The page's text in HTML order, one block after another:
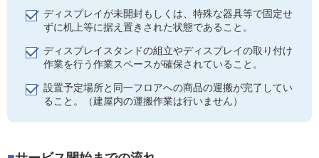
ディスプレイが未開封もしくは、特殊な器具等で固定せ
ずに机上等に据え置きされた状態であること。
ディスプレイスタンドの組立やディスプレイの取り付け
作業を行う作業スペースが確保されていること。
設置予定場所と同一フロアへの商品の運搬が完了してい
ること。（建屋内の運搬作業は行いません）